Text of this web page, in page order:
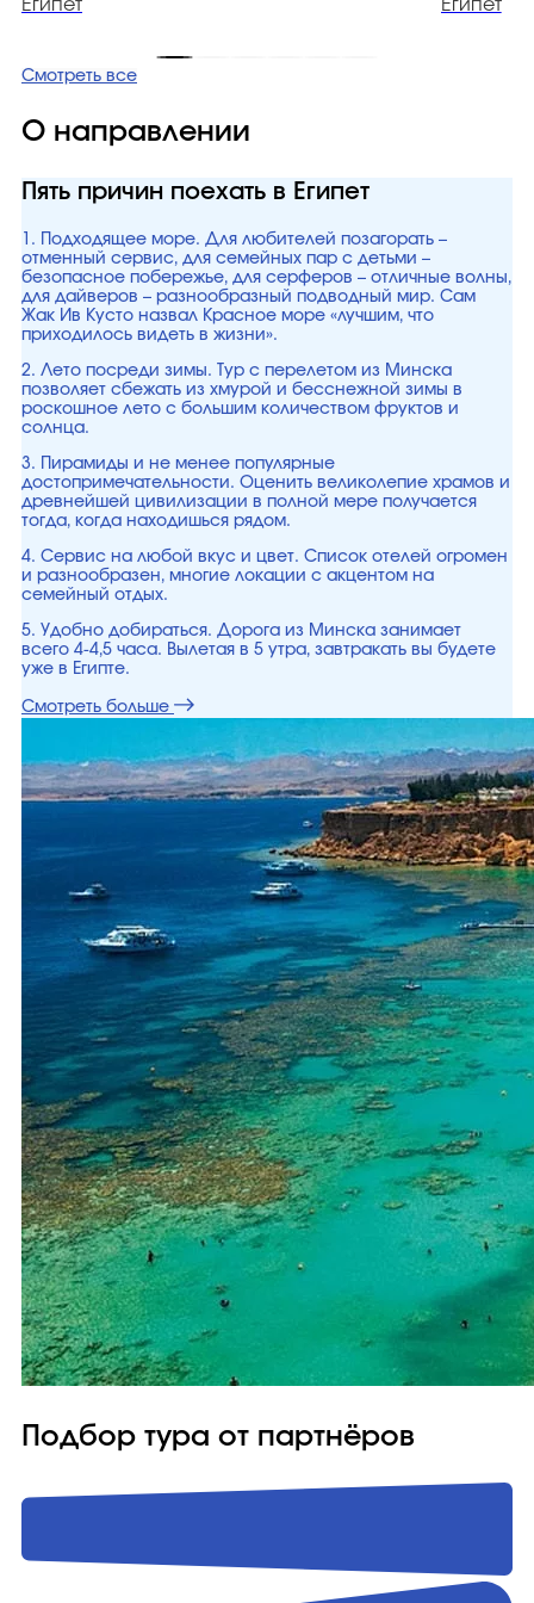
Египет Египет
Смотреть все
О направлении
Пять причин поехать в Египет
1. Подходящее море. Для любителей позагорать –
отменный сервис, для семейных пар с детьми –
безопасное побережье, для серферов – отличные волны,
для дайверов – разнообразный подводный мир. Сам
Жак Ив Кусто назвал Красное море «лучшим, что
приходилось видеть в жизни».
2. Лето посреди зимы. Тур с перелетом из Минска
позволяет сбежать из хмурой и бесснежной зимы в
роскошное лето с большим количеством фруктов и
солнца.
3. Пирамиды и не менее популярные
достопримечательности. Оценить великолепие храмов и
древнейшей цивилизации в полной мере получается
тогда, когда находишься рядом.
4. Сервис на любой вкус и цвет. Список отелей огромен
и разнообразен, многие локации с акцентом на
семейный отдых.
5. Удобно добираться. Дорога из Минска занимает
всего 4-4,5 часа. Вылетая в 5 утра, завтракать вы будете
уже в Египте.
Смотреть больше
Подбор тура от партнёров